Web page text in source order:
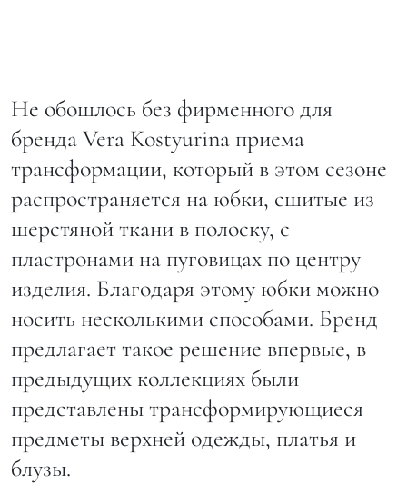
Не обошлось без фирменного для
бренда Vera Kostyurina приема
трансформации, который в этом сезоне
распространяется на юбки, сшитые из
шерстяной ткани в полоску, с
пластронами на пуговицах по центру
изделия. Благодаря этому юбки можно
носить несколькими способами. Бренд
предлагает такое решение впервые, в
предыдущих коллекциях были
представлены трансформирующиеся
предметы верхней одежды, платья и
блузы.